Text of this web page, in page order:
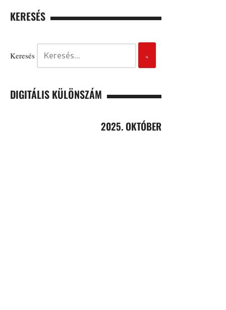
KERESÉS
Keresés
DIGITÁLIS KÜLÖNSZÁM
2025. OKTÓBER